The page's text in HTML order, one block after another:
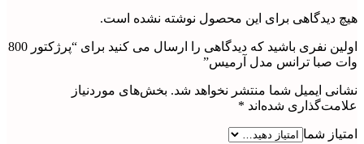
هیچ دیدگاهی برای این محصول نوشته نشده است.
اولین نفری باشید که دیدگاهی را ارسال می کنید برای “پرژکتور 800
وات صبا ترانس مدل آرمیس”
نشانی ایمیل شما منتشر نخواهد شد. بخش‌های موردنیاز
علامت‌گذاری شده‌اند *
امتیاز شما